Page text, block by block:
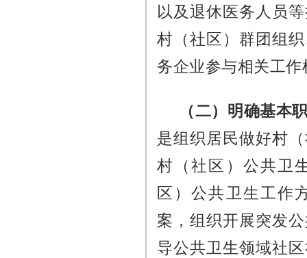
以及退休医务人员
村（社区）群团组
务企业参与相关工作
（二）明确基本
是组织居民做好村
村（社区）公共卫
区）公共卫生工作
案，组织开展突发
导公共卫生领域社